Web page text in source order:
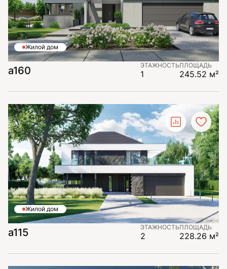
Жилой дом
a160 ЭТАЖНОСТЬ
1
ПЛОЩАДЬ
245.52 м²
Жилой дом
a115 ЭТАЖНОСТЬ
2
ПЛОЩАДЬ
228.26 м²